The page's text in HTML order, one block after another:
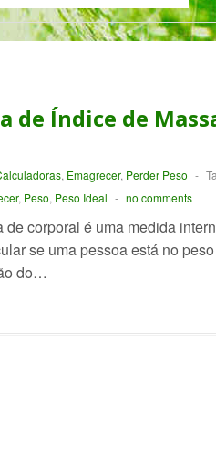
de Índice de
, Emagrecer, Perder Peso -
, Peso, Peso Ideal - no comments
de corporal é uma medida
se uma pessoa está no
do…